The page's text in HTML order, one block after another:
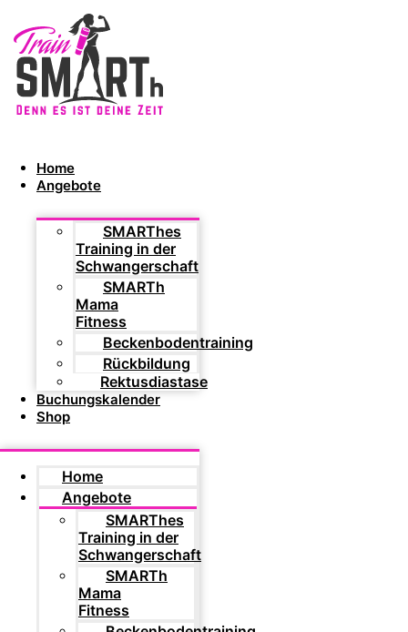
Home
Angebote
SMARThes
Training in der
Schwangerschaft
SMARTh
Mama
Fitness
Beckenbodentraining
Rückbildung
Rektusdiastase
Buchungskalender
Shop
Home
Angebote
SMARThes
Training in der
Schwangerschaft
SMARTh
Mama
Fitness